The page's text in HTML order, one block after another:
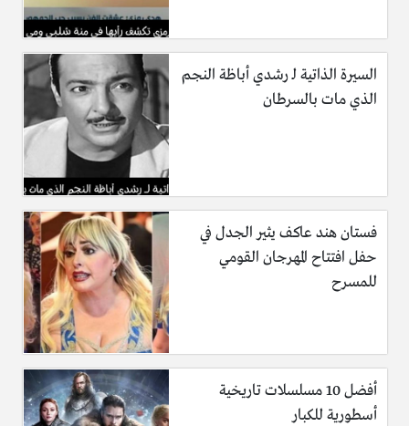
السيرة الذاتية لـ رشدي أباظة النجم
الذي مات بالسرطان
فستان هند عاكف يثير الجدل في
حفل افتتاح المهرجان القومي
للمسرح
أفضل 10 مسلسلات تاريخية
أسطورية للكبار